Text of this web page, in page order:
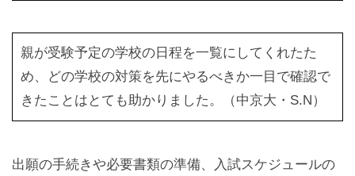
親が受験予定の学校の日程を一覧にしてくれたた
め、どの学校の対策を先にやるべきか一目で確認で
きたことはとても助かりました。（中京大・S.N）
出願の手続きや必要書類の準備、入試スケジュールの